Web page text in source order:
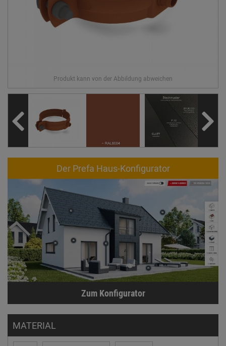
Der Prefa Haus-Konfigurator
Zum Konfigurator
MATERIAL